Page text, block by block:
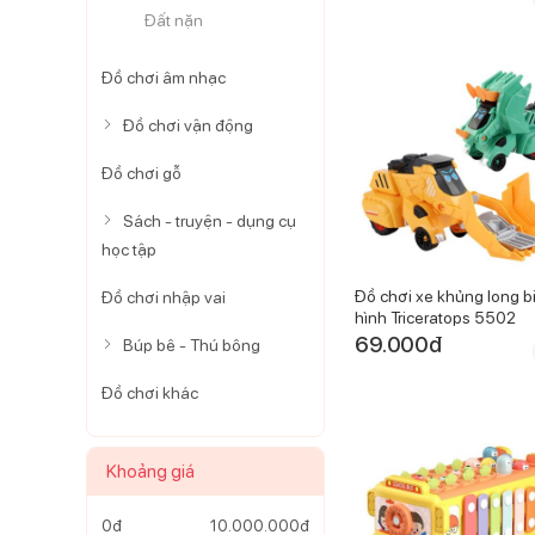
Đất nặn
Đồ chơi âm nhạc
Đồ chơi vận động
Đồ chơi gỗ
Sách - truyện - dụng cụ
học tập
Đồ chơi nhập vai
Búp bê - Thú bông
Đồ chơi khác
Khoảng giá
0đ 10.000.000đ
Đồ chơi xe khủng long
hình Triceratops 5502
69.000đ